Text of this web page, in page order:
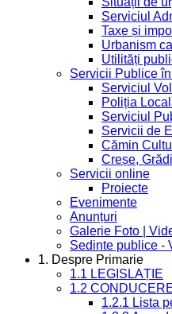
Serviciul
Taxe și
Urbanism
Utilități
Servicii Publice
Serviciul
Poliția
Serviciul
Servicii de
Cămin
Creșe,
Servicii online
Proiecte
Evenimente
Anunțuri
Galerie Foto |
Sedinte publice -
1. Despre Primarie
1.1 LEGISLAȚIE
1.2
1.2.1 Lista